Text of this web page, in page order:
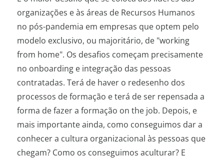
organizações e às áreas de Recursos Humanos
no pós-pandemia em empresas que optem pelo
modelo exclusivo, ou majoritário, de "working
from home". Os desafios começam precisamente
no onboarding e integração das pessoas
contratadas. Terá de haver o redesenho dos
processos de formação e terá de ser repensada a
forma de fazer a formação on the job. Depois, e
mais importante ainda, como conseguimos dar a
conhecer a cultura organizacional às pessoas que
chegam? Como os conseguimos aculturar? E